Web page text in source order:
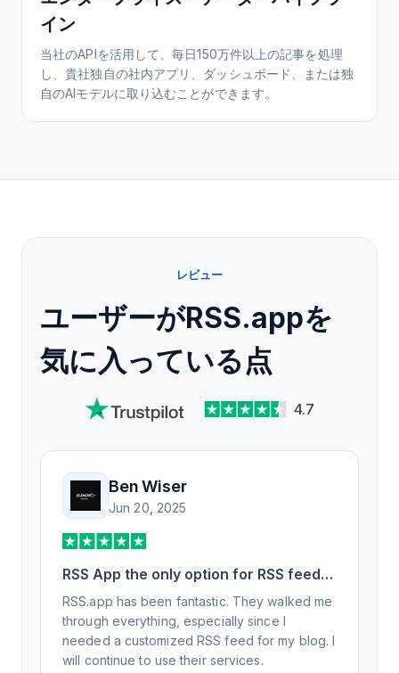
イン
当社のAPIを活用して、毎日150万件以上の記事を処理
し、貴社独自の社内アプリ、ダッシュボード、または独
自のAIモデルに取り込むことができます。
レビュー
ユーザーがRSS.appを
気に入っている点
4.7
Ben Wiser
Jun 20, 2025
RSS App the only option for RSS feed
generation
RSS.app has been fantastic. They walked me
through everything, especially since I
needed a customized RSS feed for my blog. I
will continue to use their services.